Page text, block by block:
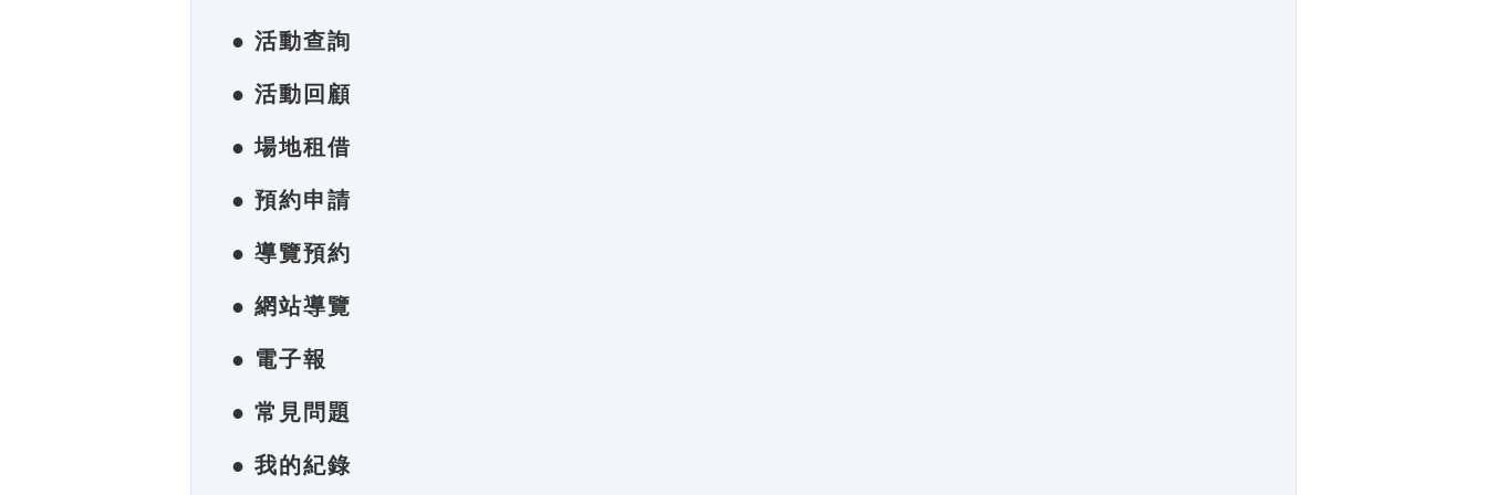
● 活動查詢
● 活動回顧
● 場地租借
● 預約申請
● 導覽預約
● 網站導覽
● 電子報
● 常見問題
● 我的紀錄